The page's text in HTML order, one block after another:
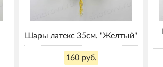
Шары латекс 35см. "Желтый"
160 руб.